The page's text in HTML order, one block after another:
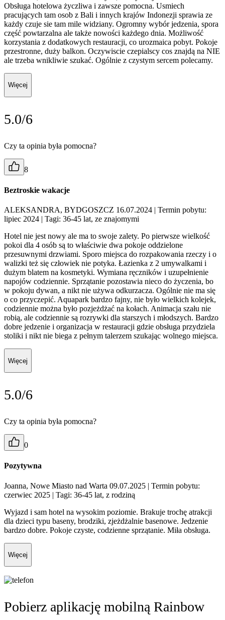
Obsługa hotelowa życzliwa i zawsze pomocna. Usmiech
pracujących tam osob z Bali i innych krajów Indonezji sprawia ze
każdy czuje sie tam mile widziany. Ogromny wybór jedzenia, spora
część powtarzalna ale także nowości każdego dnia. Możliwość
korzystania z dodatkowych restauracji, co urozmaica pobyt. Pokoje
przestronne, duży balkon. Oczywiscie czepialscy cos znajdą na NIE
ale trzeba wnikliwie szukać. Ogólnie z czystym sercem polecamy.
Więcej
5.0/6
Czy ta opinia była pomocna?
8
Beztroskie wakacje
ALEKSANDRA, BYDGOSZCZ 16.07.2024 | Termin pobytu:
lipiec 2024 | Tagi: 36-45 lat, ze znajomymi
Hotel nie jest nowy ale ma to swoje zalety. Po pierwsze wielkość
pokoi dla 4 osób są to właściwie dwa pokoje oddzielone
przesuwnymi drzwiami. Sporo miejsca do rozpakowania rzeczy i o
walizki też się człowiek nie potyka. Łazienka z 2 umywalkami i
dużym blatem na kosmetyki. Wymiana ręczników i uzupełnienie
napojów codziennie. Sprzątanie pozostawia nieco do życzenia, bo
w pokoju dywan, a nikt nie używa odkurzacza. Ogólnie nie ma się
o co przyczepić. Aquapark bardzo fajny, nie było wielkich kolejek,
codziennie można było pozjeżdżać na kołach. Animacja szału nie
robią, ale codziennie są rozrywki dla starszych i młodszych. Bardzo
dobre jedzenie i organizacja w restauracji gdzie obsługa przydziela
stoliki i nikt nie biega z pełnym talerzem szukając wolnego miejsca.
Więcej
5.0/6
Czy ta opinia była pomocna?
0
Pozytywna
Joanna, Nowe Miasto nad Warta 09.07.2025 | Termin pobytu:
czerwiec 2025 | Tagi: 36-45 lat, z rodziną
Wyjazd i sam hotel na wysokim poziomie. Brakuje trochę atrakcji
dla dzieci typu baseny, brodziki, zjeżdżalnie basenowe. Jedzenie
bardzo dobre. Pokoje czyste, codzienne sprzątanie. Miła obsługa.
Więcej
Pobierz aplikację mobilną Rainbow